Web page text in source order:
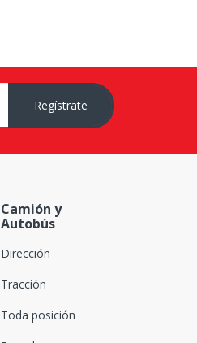
Regístrate
Camión y
Autobús
Dirección
Tracción
Toda posición